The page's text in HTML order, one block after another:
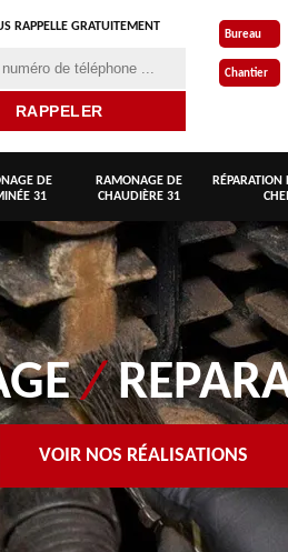
RAPPELLE GRATUITEMENT
Bureau
Chantier
DE
31
RAMONAGE DE
CHAUDIÈRE 31
RÉPARATION
/
VOIR NOS RÉALISATIONS